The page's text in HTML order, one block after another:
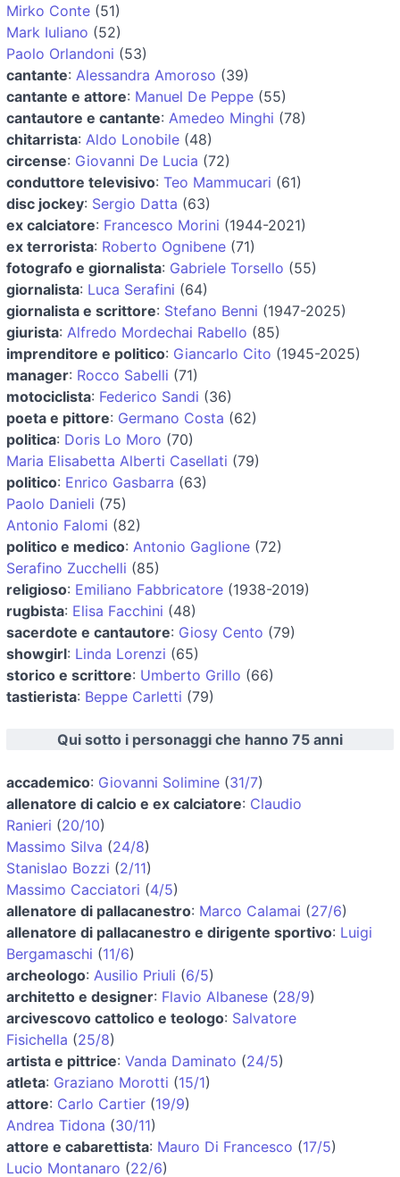
Mirko Conte (51)
Mark Iuliano (52)
Paolo Orlandoni (53)
cantante: Alessandra Amoroso (39)
cantante e attore: Manuel De Peppe (55)
cantautore e cantante: Amedeo Minghi (78)
chitarrista: Aldo Lonobile (48)
circense: Giovanni De Lucia (72)
conduttore televisivo: Teo Mammucari (61)
disc jockey: Sergio Datta (63)
ex calciatore: Francesco Morini (1944-2021)
ex terrorista: Roberto Ognibene (71)
fotografo e giornalista: Gabriele Torsello (55)
giornalista: Luca Serafini (64)
giornalista e scrittore: Stefano Benni (1947-2025)
giurista: Alfredo Mordechai Rabello (85)
imprenditore e politico: Giancarlo Cito (1945-2025)
manager: Rocco Sabelli (71)
motociclista: Federico Sandi (36)
poeta e pittore: Germano Costa (62)
politica: Doris Lo Moro (70)
Maria Elisabetta Alberti Casellati (79)
politico: Enrico Gasbarra (63)
Paolo Danieli (75)
Antonio Falomi (82)
politico e medico: Antonio Gaglione (72)
Serafino Zucchelli (85)
religioso: Emiliano Fabbricatore (1938-2019)
rugbista: Elisa Facchini (48)
sacerdote e cantautore: Giosy Cento (79)
showgirl: Linda Lorenzi (65)
storico e scrittore: Umberto Grillo (66)
tastierista: Beppe Carletti (79)
Qui sotto i personaggi che hanno 75 anni
accademico: Giovanni Solimine (31/7)
allenatore di calcio e ex calciatore: Claudio
Ranieri (20/10)
Massimo Silva (24/8)
Stanislao Bozzi (2/11)
Massimo Cacciatori (4/5)
allenatore di pallacanestro: Marco Calamai (27/6)
allenatore di pallacanestro e dirigente sportivo: Luigi
Bergamaschi (11/6)
archeologo: Ausilio Priuli (6/5)
architetto e designer: Flavio Albanese (28/9)
arcivescovo cattolico e teologo: Salvatore
Fisichella (25/8)
artista e pittrice: Vanda Daminato (24/5)
atleta: Graziano Morotti (15/1)
attore: Carlo Cartier (19/9)
Andrea Tidona (30/11)
attore e cabarettista: Mauro Di Francesco (17/5)
Lucio Montanaro (22/6)